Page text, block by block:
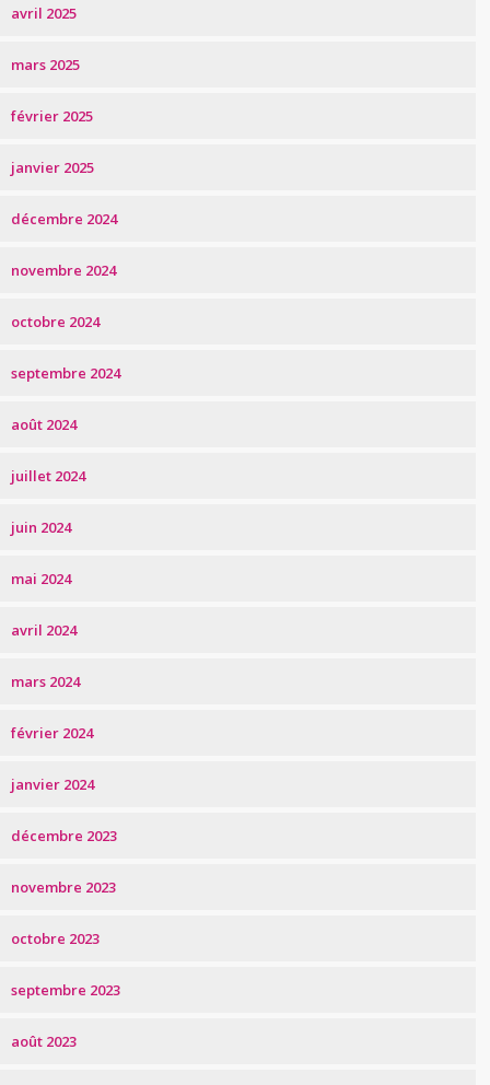
avril 2025
mars 2025
février 2025
janvier 2025
décembre 2024
novembre 2024
octobre 2024
septembre 2024
août 2024
juillet 2024
juin 2024
mai 2024
avril 2024
mars 2024
février 2024
janvier 2024
décembre 2023
novembre 2023
octobre 2023
septembre 2023
août 2023